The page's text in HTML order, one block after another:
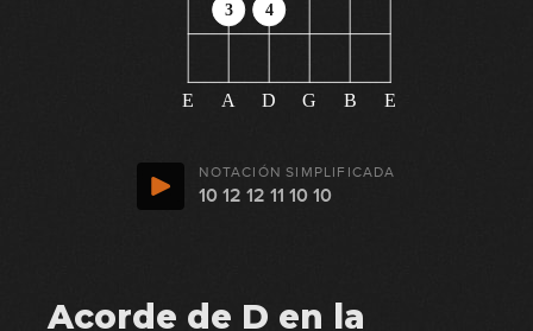
E A D G B E
3 4
NOTACIÓN SIMPLIFICADA
10 12 12 11 10 10
Acorde de D en la